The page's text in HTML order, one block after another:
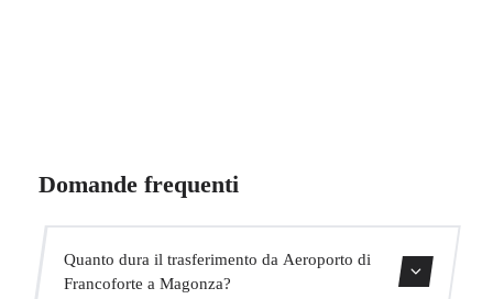
Domande frequenti
Quanto dura il trasferimento da Aeroporto di
Francoforte a Magonza?